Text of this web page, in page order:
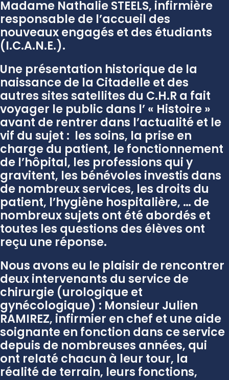
Madame Nathalie STEELS, infirmière
responsable de l’accueil des
nouveaux engagés et des étudiants
(I.C.A.N.E.).
Une présentation historique de la
naissance de la Citadelle et des
autres sites satellites du C.H.R a fait
voyager le public dans l’ « Histoire »
avant de rentrer dans l’actualité et le
vif du sujet : les soins, la prise en
charge du patient, le fonctionnement
de l’hôpital, les professions qui y
gravitent, les bénévoles investis dans
de nombreux services, les droits du
patient, l’hygiène hospitalière, … de
nombreux sujets ont été abordés et
toutes les questions des élèves ont
reçu une réponse.
Nous avons eu le plaisir de rencontrer
deux intervenants du service de
chirurgie (urologique et
gynécologique) : Monsieur Julien
RAMIREZ, infirmier en chef et une aide
soignante en fonction dans ce service
depuis de nombreuses années, qui
ont relaté chacun à leur tour, la
réalité de terrain, leurs fonctions,